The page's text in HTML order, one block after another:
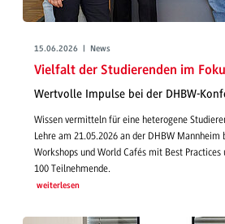
15.06.2026 | News
Vielfalt der Studierenden im
Wertvolle Impulse bei der DHBW-
Wissen vermitteln für eine heterogene
Lehre am 21.05.2026 an der DHBW Mannheim
Workshops und World Cafés mit Best Practices
100 Teilnehmende.
weiterlesen